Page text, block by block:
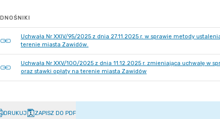
Uchwała Nr XXIV/95/2025 z dnia 27.11.2025 r. w sprawie metody
terenie miasta Zawidów.
Uchwała Nr XXV/100/2025 z dnia 11.12.2025 r. zmieniająca uchwałę
oraz stawki opłaty na terenie miasta Zawidów
DRUKUJ ZAPISZ DO PDF